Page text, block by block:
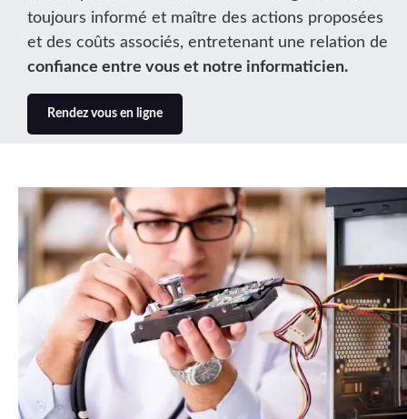
toujours informé et maître des actions proposées
et des coûts associés, entretenant une relation de
confiance entre vous et notre informaticien.
Rendez vous en ligne